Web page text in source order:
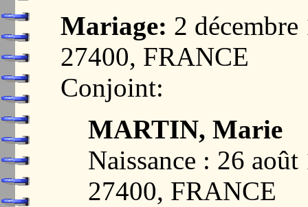
Mariage: 2
27400, FRANCE
Conjoint:
MARTIN, Marie
Naissance : 26
27400, FRANCE